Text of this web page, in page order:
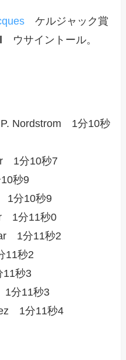
ケルジャック賞
ウサイントール。
Nordstrom 1分10秒
1分10秒7
秒9
1分10秒9
1分11秒0
1分11秒2
11秒2
秒3
分11秒3
1分11秒4